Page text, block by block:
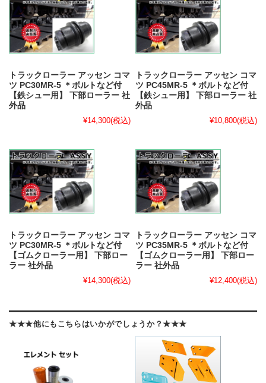
トラックローラー アッセン コマ
ツ PC30MR-5 ＊ボルトなど付
【鉄シュー用】 下部ローラー 社
外品
¥14,300(税込)
トラックローラー アッセン コマ
ツ PC45MR-5 ＊ボルトなど付
【鉄シュー用】 下部ローラー 社
外品
¥10,800(税込)
トラックローラー アッセン コマ
ツ PC30MR-5 ＊ボルトなど付
【ゴムクローラー用】 下部ロー
ラー 社外品
¥14,300(税込)
トラックローラー アッセン コマ
ツ PC35MR-5 ＊ボルトなど付
【ゴムクローラー用】 下部ロー
ラー 社外品
¥12,400(税込)
★★★他にもこちらはいかがでしょうか？★★★